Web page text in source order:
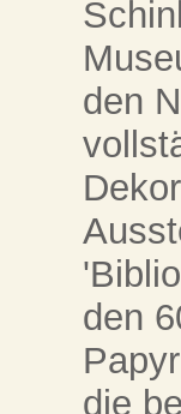
den
den
die